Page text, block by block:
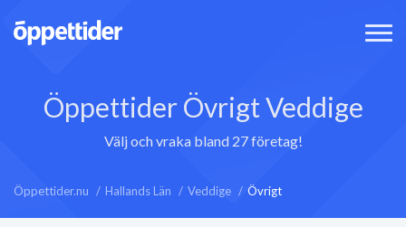
Öppettider Övrigt Veddige
Välj och vraka bland 27 företag!
Öppettider.nu Hallands Län Veddige Övrigt